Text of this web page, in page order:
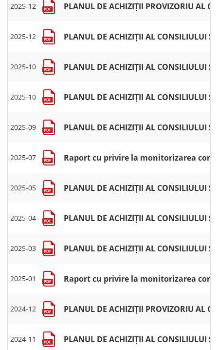
2025-12 PLANUL DE ACHIZIȚII PROVIZORIU AL
2025-12 PLANUL DE ACHIZIȚII AL CONSILIULUI
2025-10 PLANUL DE ACHIZIȚII AL CONSILIULUI
2025-10 PLANUL DE ACHIZIȚII AL CONSILIULUI
2025-09 PLANUL DE ACHIZIȚII AL CONSILIULUI
2025-07 Raport cu privire la monitorizarea
2025-05 PLANUL DE ACHIZIȚII AL CONSILIULUI
2025-04 PLANUL DE ACHIZIȚII AL CONSILIULUI
2025-03 PLANUL DE ACHIZIȚII AL CONSILIULUI
2025-01 Raport cu privire la monitorizarea
2024-12 PLANUL DE ACHIZIȚII PROVIZORIU AL
2024-11 PLANUL DE ACHIZIȚII AL CONSILIULUI